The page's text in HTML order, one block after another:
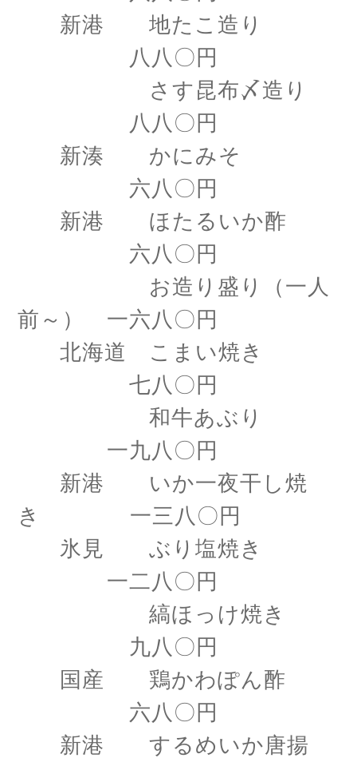
新港 地たこ造り
八八〇円
さす昆布〆造り
八八〇円
新湊 かにみそ
六八〇円
新港 ほたるいか酢
六八〇円
お造り盛り（一人
前～） 一六八〇円
北海道 こまい焼き
七八〇円
和牛あぶり
一九八〇円
新港 いか一夜干し焼
き 一三八〇円
氷見 ぶり塩焼き
一二八〇円
縞ほっけ焼き
九八〇円
国産 鶏かわぽん酢
六八〇円
新港 するめいか唐揚